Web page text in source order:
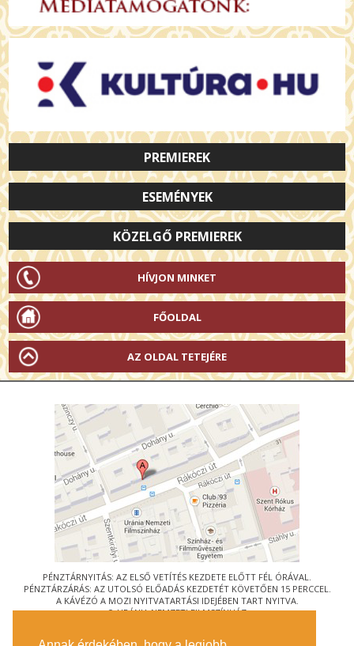
PREMIEREK
ESEMÉNYEK
KÖZELGŐ PREMIEREK
HÍVJON MINKET
FŐOLDAL
AZ OLDAL TETEJÉRE
PÉNZTÁRNYITÁS: AZ ELSŐ VETÍTÉS KEZDETE ELŐTT FÉL ÓRÁVAL.
PÉNZTÁRZÁRÁS: AZ UTOLSÓ ELŐADÁS KEZDETÉT KÖVETŐEN 15 PERCCEL.
A KÁVÉZÓ A MOZI NYITVATARTÁSI IDEJÉBEN TART NYITVA.
© URÁNIA NEMZETI FILMSZÍNHÁZ